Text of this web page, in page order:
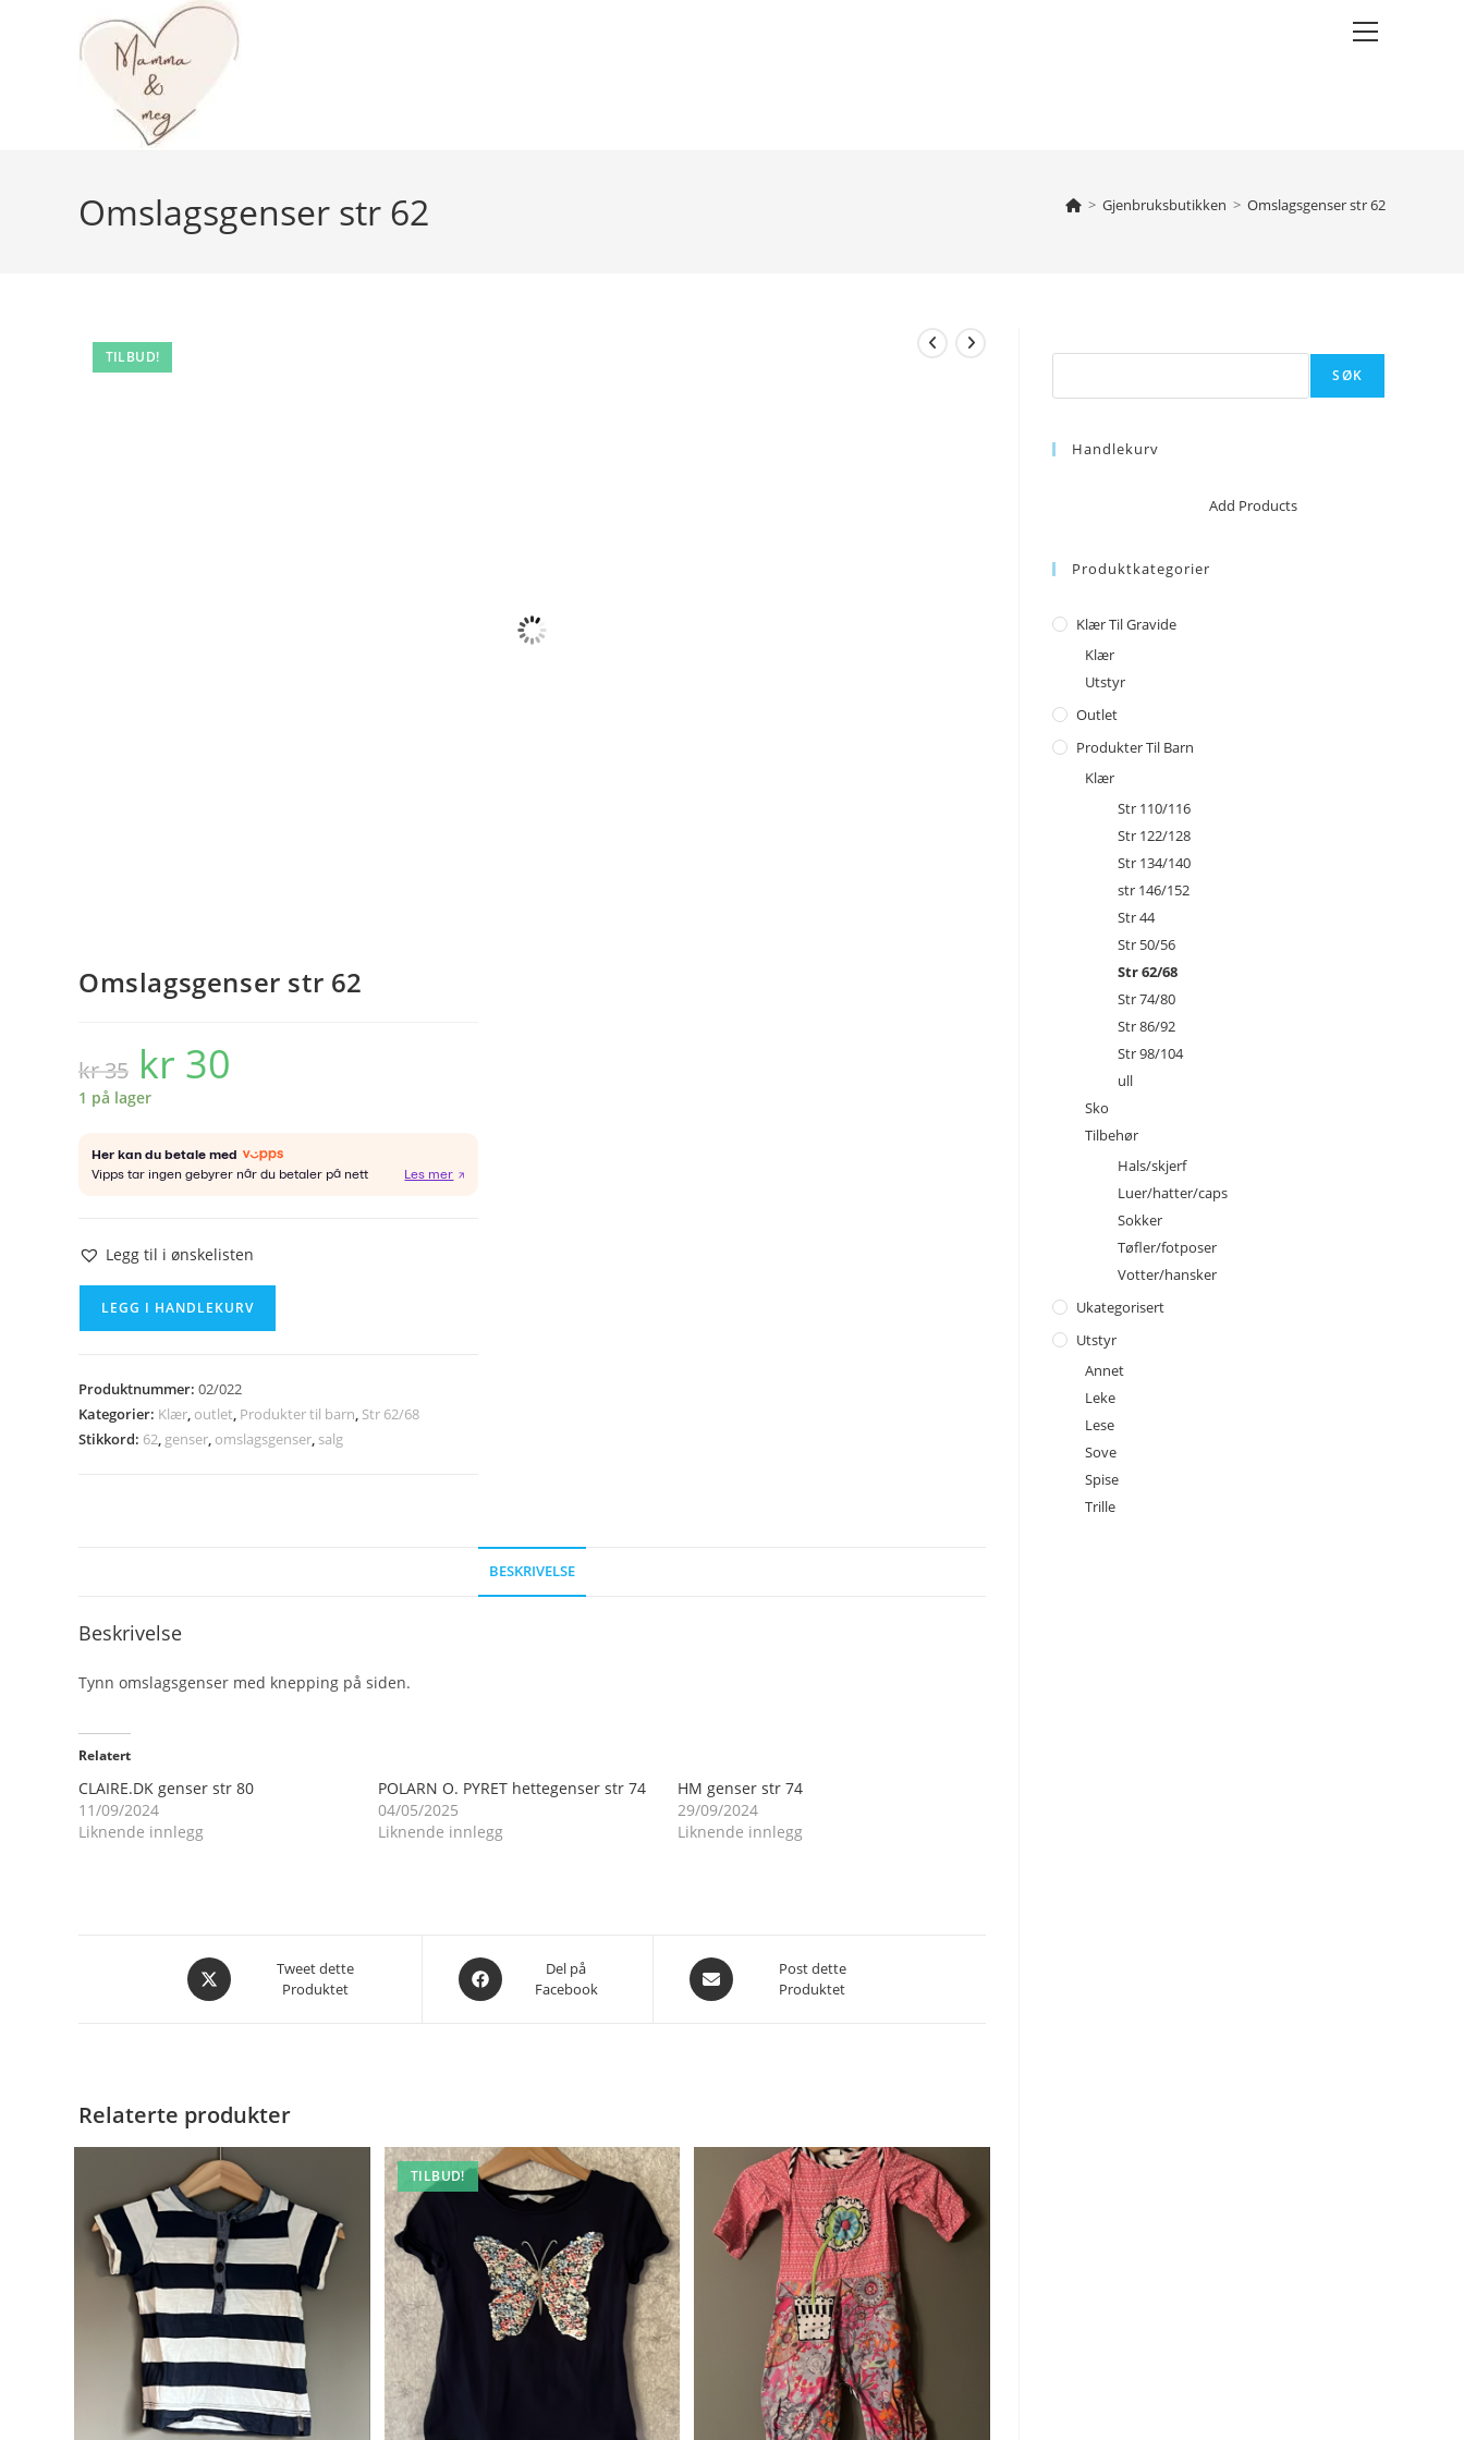
Main
Omslagsgenser str 62 > Gjenbruksbutikken > Omslagsgenser str 62
TILBUD!
Omslagsgenser str 62
kr35
Opprinnelig
pris
var:
kr 35.
kr 30
1 på lager
Legg til i ønskelisten
antall
LEGG I HANDLEKURV
Produktnummer: 02/022
Kategorier: Klær, outlet, Produkter til barn, Str 62/68
Stikkord: 62, genser, omslagsgenser, salg
BESKRIVELSE
Beskrivelse
Tynn omslagsgenser med knepping på siden.
Relatert
CLAIRE.DK genser str 80
11/09/2024
Liknende innlegg
POLARN O. PYRET hettegenser str 74
04/05/2025
Liknende innlegg
HM genser str 74
29/09/2024
Liknende innlegg
Åpnes
i
Tweet dette
Produktet
Åpnes
i
Del på
Facebook
Åpnes
i
Post dette
Produktet
Relaterte produkter
TILBUD!
SØK
Handlekurv
Add Products
Produktkategorier
Klær Til Gravide
Klær
Utstyr
Outlet
Produkter Til Barn
Klær
Str 110/116
Str 122/128
Str 134/140
str 146/152
Str 44
Str 50/56
Str 62/68
Str 74/80
Str 86/92
Str 98/104
ull
Sko
Tilbehør
Hals/skjerf
Luer/hatter/caps
Sokker
Tøfler/fotposer
Votter/hansker
Ukategorisert
Utstyr
Annet
Leke
Lese
Sove
Spise
Trille